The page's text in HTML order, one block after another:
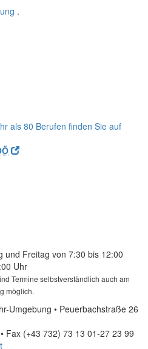
.
als 80 Berufen finden Sie auf
und Freitag von 7:30 bis 12:00
Uhr
Termine selbstverständlich auch am
möglich.
Umgebung • Peuerbachstraße 26
• Fax (+43 732) 73 13 01-27 23 99